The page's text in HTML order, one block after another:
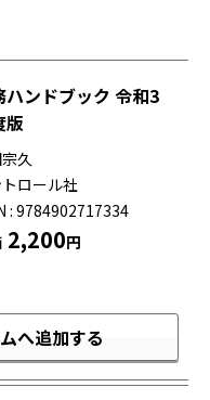
ハンドブック 令和3
版
久
ロール社
: 9784902717334
2,200円
へ追加する